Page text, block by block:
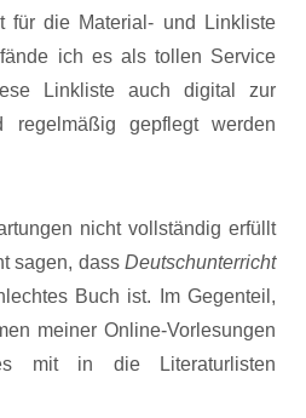
für die Material- und Linkliste
ich es als tollen Service
Linkliste auch digital zur
regelmäßig gepflegt werden
nicht vollständig erfüllt
sagen, dass Deutschunterricht
Buch ist. Im Gegenteil,
meiner Online-Vorlesungen
mit in die Literaturlisten